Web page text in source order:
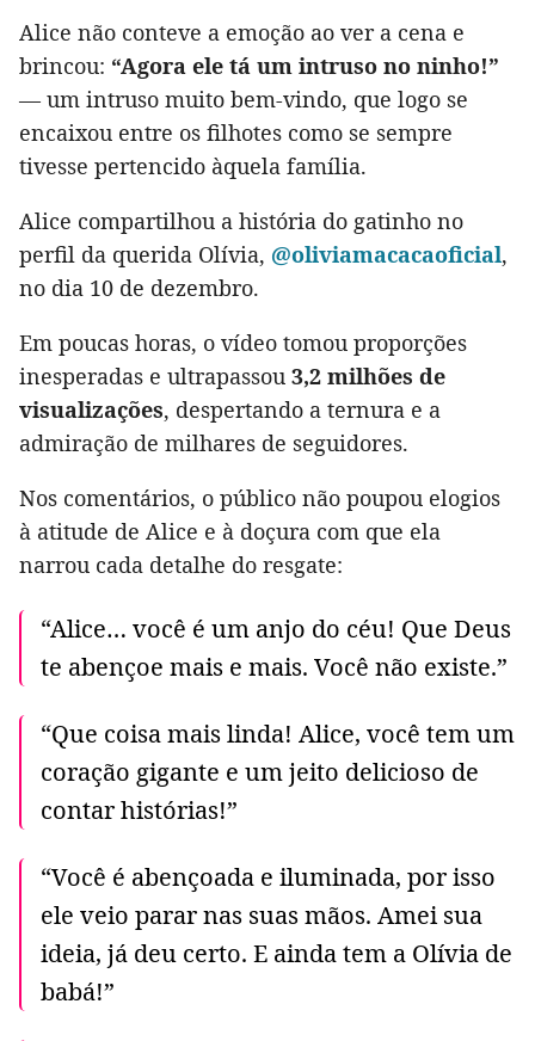
Alice não conteve a emoção ao ver a cena e
brincou: “Agora ele tá um intruso no ninho!”
— um intruso muito bem-vindo, que logo se
encaixou entre os filhotes como se sempre
tivesse pertencido àquela família.
Alice compartilhou a história do gatinho no
perfil da querida Olívia, @oliviamacacaoficial,
no dia 10 de dezembro.
Em poucas horas, o vídeo tomou proporções
inesperadas e ultrapassou 3,2 milhões de
visualizações, despertando a ternura e a
admiração de milhares de seguidores.
Nos comentários, o público não poupou elogios
à atitude de Alice e à doçura com que ela
narrou cada detalhe do resgate:
“Alice… você é um anjo do céu! Que Deus
te abençoe mais e mais. Você não existe.”
“Que coisa mais linda! Alice, você tem um
coração gigante e um jeito delicioso de
contar histórias!”
“Você é abençoada e iluminada, por isso
ele veio parar nas suas mãos. Amei sua
ideia, já deu certo. E ainda tem a Olívia de
babá!”